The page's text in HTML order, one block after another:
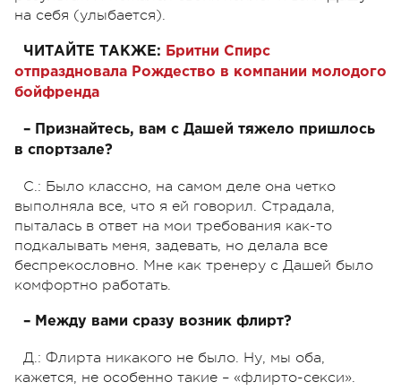
на себя (улыбается).
ЧИТАЙТЕ ТАКЖЕ: Бритни Спирс
отпраздновала Рождество в компании молодого
бойфренда
– Признайтесь, вам с Дашей тяжело пришлось
в спортзале?
С.: Было классно, на самом деле она четко
выполняла все, что я ей говорил. Страдала,
пыталась в ответ на мои требования как-то
подкалывать меня, задевать, но делала все
беспрекословно. Мне как тренеру с Дашей было
комфортно работать.
– Между вами сразу возник флирт?
Д.: Флирта никакого не было. Ну, мы оба,
кажется, не особенно такие – «флирто-секси».